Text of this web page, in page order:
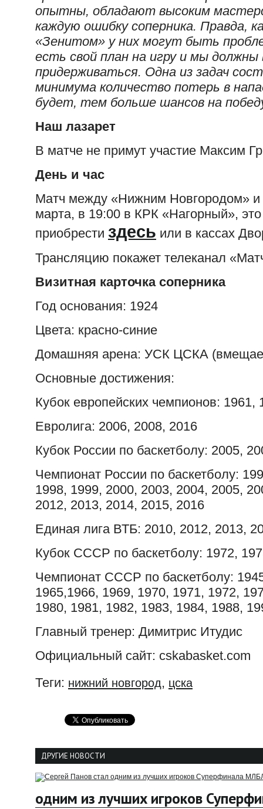
опытны, обладают высоким
каждую ошибку соперника. Правда,
«Зенитом» у них могут быть
есть свой план на игру и мы
придерживаться. Одна из задач
минимума количество потерь в
будет, тем больше шансов на
Наш лазарет
В матче не примут участие Максим
День и час
Матч между «Нижним Новгородом» и
марта, в 19:00 в КРК «Нагорный»,
приобрести здесь или в кассах
Трансляцию покажет телеканал
Визитная карточка соперника
Год основания: 1924
Цвета: красно-синие
Домашняя арена: УСК ЦСКА
Основные достижения:
Кубок европейских чемпионов: 1961,
Евролига: 2006, 2008, 2016
Кубок России по баскетболу: 2005,
Чемпионат России по баскетболу:
1998, 1999, 2000, 2003, 2004, 2005,
2012, 2013, 2014, 2015, 2016
Единая лига ВТБ: 2010, 2012, 2013,
Кубок СССР по баскетболу: 1972,
Чемпионат СССР по баскетболу:
1965,1966, 1969, 1970, 1971, 1972,
1980, 1981, 1982, 1983, 1984, 1988,
Главный тренер: Димитрис Итудис
Официальный сайт: cskabasket.com
Теги: нижний новгород, цска
ДРУГИЕ НОВОСТИ
одним из лучших игроков